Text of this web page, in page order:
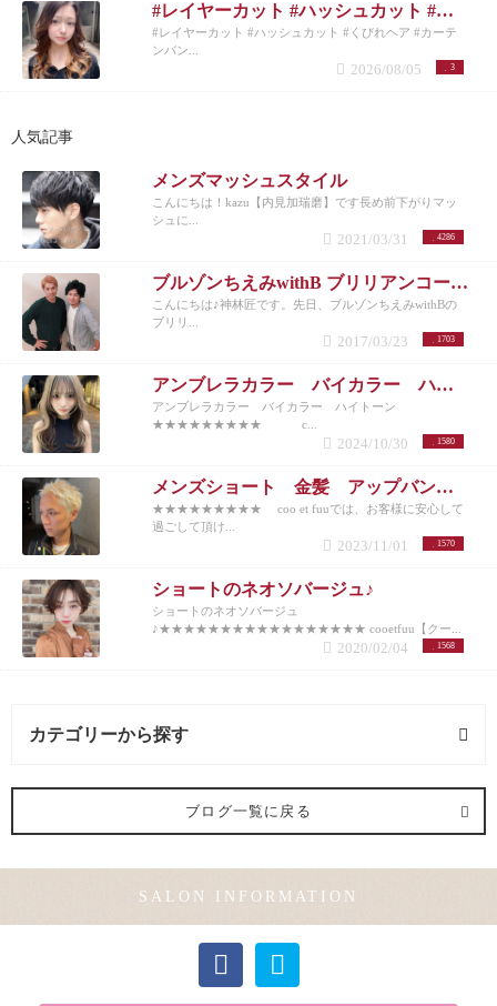
#レイヤーカット #ハッシュカット #くびれヘア #カーテンバング #インナーカラー
#レイヤーカット #ハッシュカット #くびれヘア #カーテ
ンバン...
3
2026/08/05
人気記事
メンズマッシュスタイル
こんにちは！kazu【内見加瑞磨】です長め前下がりマッ
シュに...
4286
2021/03/31
ブルゾンちえみwithB ブリリアンコージ君♪
こんにちは♪神林匠です。先日、ブルゾンちえみwithBの
ブリリ...
1703
2017/03/23
アンブレラカラー バイカラー ハイトーン
アンブレラカラー バイカラー ハイトーン
★★★★★★★★★ c...
1580
2024/10/30
メンズショート 金髪 アップバング 10代20代30代40代50代
★★★★★★★★★ coo et fuuでは、お客様に安心して
過ごして頂け...
1570
2023/11/01
ショートのネオソバージュ♪
ショートのネオソバージュ
♪★★★★★★★★★★★★★★★★★ cooetfuu【クー...
1568
2020/02/04
カテゴリーから探す
メンズカット (1記事)
ブログ一覧に戻る
SALON INFORMATION